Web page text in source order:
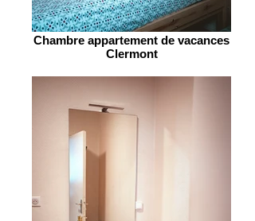
Chambre appartement de vacances
Clermont